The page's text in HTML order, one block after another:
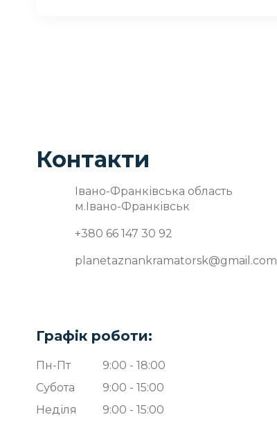
Контакти
Івано-Франківська область
м.Івано-Франківськ
+380 66 147 30 92
planetaznankramatorsk@gmail.com
Графік роботи:
Пн-Пт
Субота
Неділя
9:00 - 18:00
9:00 - 15:00
9:00 - 15:00